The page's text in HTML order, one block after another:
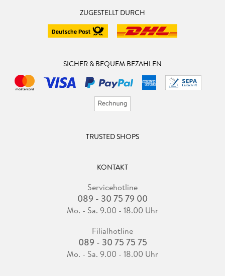
ZUGESTELLT DURCH
SICHER & BEQUEM BEZAHLEN
TRUSTED SHOPS
KONTAKT
Servicehotline
089 - 30 75 79 00
Mo. - Sa. 9.00 - 18.00 Uhr
Filialhotline
089 - 30 75 75 75
Mo. - Sa. 9.00 - 18.00 Uhr